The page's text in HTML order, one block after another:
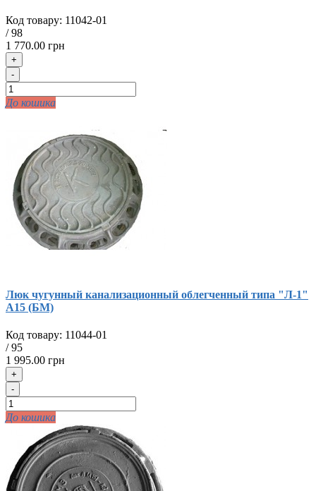
Код товару: 11042-01
/98
1 770.00 грн
+
-
До кошика
Люк чугунный канализационный облегченный типа "Л-1"
А15 (БМ)
Код товару: 11044-01
/95
1 995.00 грн
+
-
До кошика